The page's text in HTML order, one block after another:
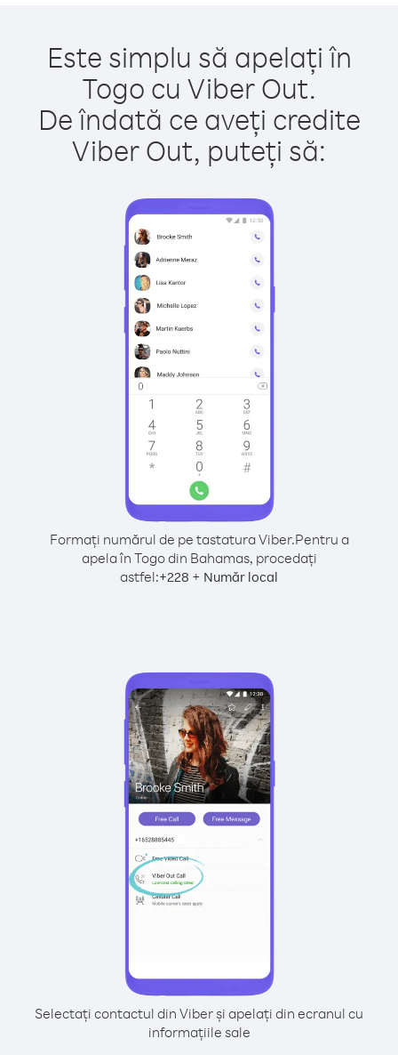
Este simplu să apelați în
Togo cu Viber Out.
De îndată ce aveți credite
Viber Out, puteți să:
Formați numărul de pe tastatura Viber.Pentru a
apela în Togo din Bahamas, procedați
astfel:+228 + Număr local
Selectați contactul din Viber și apelați din ecranul cu
informațiile sale